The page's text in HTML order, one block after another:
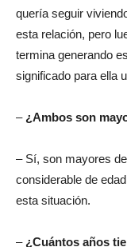
quería seguir
esta relación, pero
termina generando
significado para ella
– ¿Ambos son
– Sí, son mayores
considerable de
esta situación.
– ¿Cuántos años